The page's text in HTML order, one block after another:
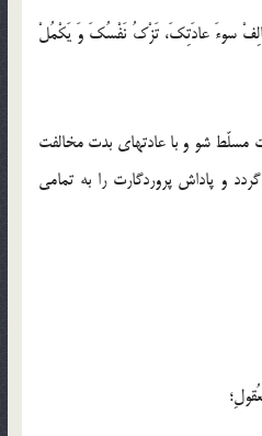
سوءَ عادَتِكَ، تَزْكُ نَفْسُكَ وَ يَكْمُلْ
مسلّط شو و با عادت‏هاى بدت مخالفت
و پاداش پروردگارت را به تمامى